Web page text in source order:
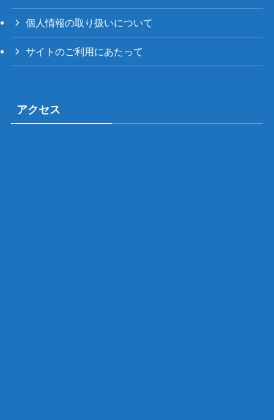
個人情報の取り扱いについて
サイトのご利用にあたって
アクセス